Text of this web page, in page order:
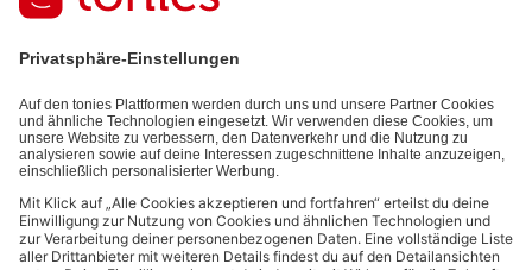
informationen) und den von dir zu Werbezwecken bereitgestellten
Datenschutzbestimmungen.
Bezahlmethoden: